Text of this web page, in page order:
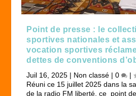
Point de presse : le
sportives nationales et
vocation sportives
dettes de conventions
Juil 16, 2025 | Non classé |0
|
Réuni ce 15 juillet 2025 dans la
de la radio FM liberté, ce point de